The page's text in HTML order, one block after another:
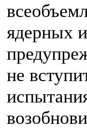
ядерных
не